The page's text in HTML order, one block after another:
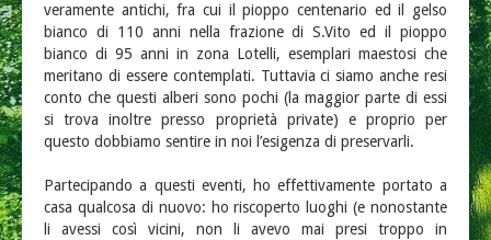
veramente antichi, fra cui il pioppo centenario ed il gelso
bianco di 110 anni nella frazione di S.Vito ed il pioppo
bianco di 95 anni in zona Lotelli, esemplari maestosi che
meritano di essere contemplati. Tuttavia ci siamo anche resi
conto che questi alberi sono pochi (la maggior parte di essi
si trova inoltre presso proprietà private) e proprio per
questo dobbiamo sentire in noi l’esigenza di preservarli.
Partecipando a questi eventi, ho effettivamente portato a
casa qualcosa di nuovo: ho riscoperto luoghi (e nonostante
li avessi così vicini, non li avevo mai presi troppo in